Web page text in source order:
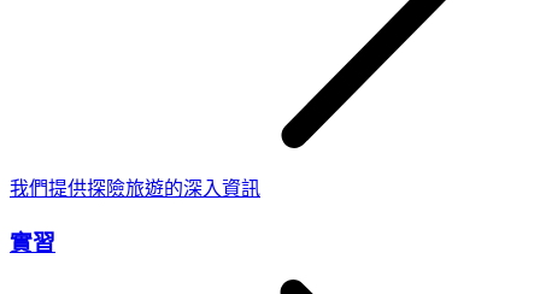
我們提供探險旅遊的深入資訊
實習